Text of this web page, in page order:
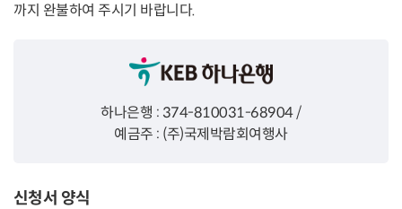
까지 완불하여 주시기 바랍니다.
하나은행 : 374-810031-68904 /
예금주 : (주)국제박람회여행사
신청서 양식